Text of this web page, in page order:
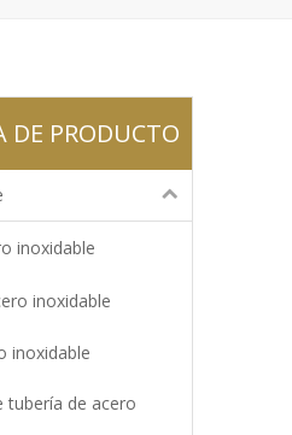
DE PRODUCTO
inoxidable
inoxidable
inoxidable
tubería de acero